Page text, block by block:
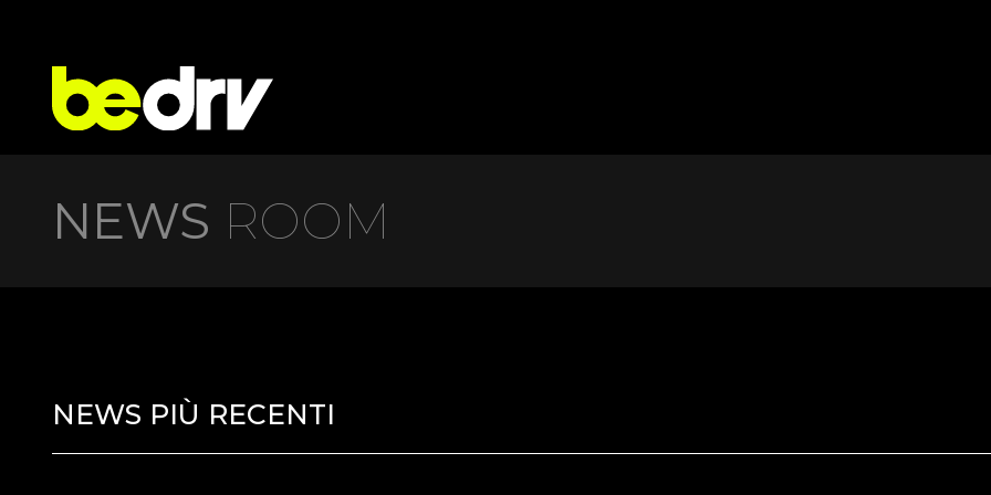
NEWS ROOM
NEWS PIÙ RECENTI